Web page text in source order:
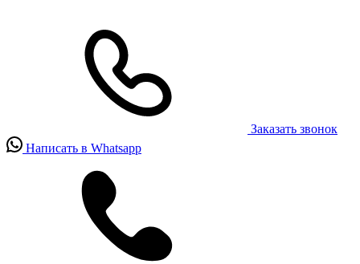
Заказать звонок
Написать в Whatsapp